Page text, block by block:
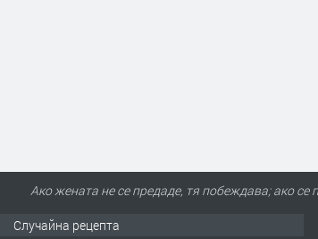
Ако жената не се предаде, тя побеждава; ако
Случайна рецепта